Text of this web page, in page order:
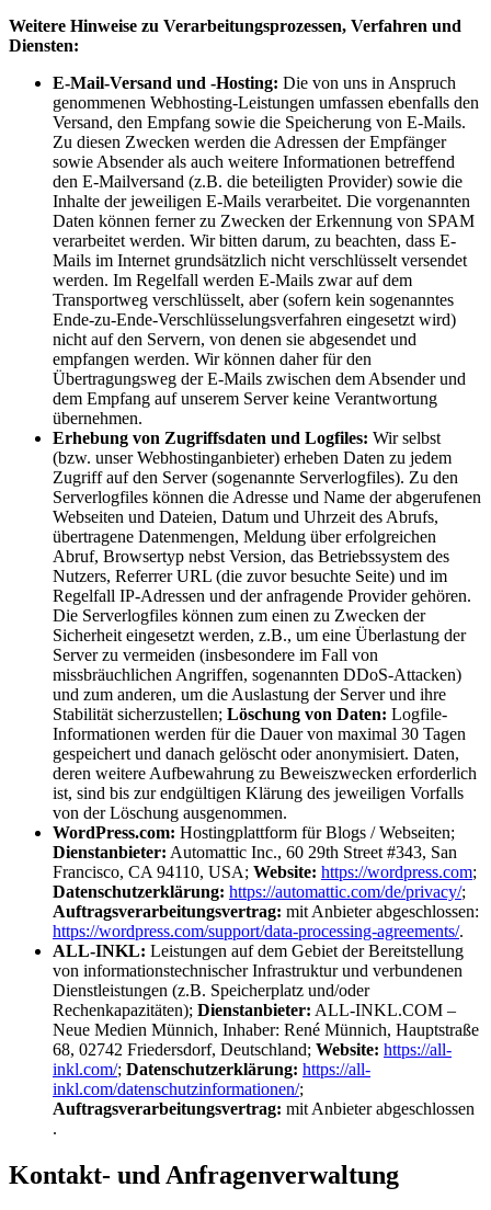
Weitere Hinweise zu Verarbeitungsprozessen, Verfahren und
Diensten:
E-Mail-Versand und -Hosting: Die von uns in Anspruch
genommenen Webhosting-Leistungen umfassen ebenfalls den
Versand, den Empfang sowie die Speicherung von E-Mails.
Zu diesen Zwecken werden die Adressen der Empfänger
sowie Absender als auch weitere Informationen betreffend
den E-Mailversand (z.B. die beteiligten Provider) sowie die
Inhalte der jeweiligen E-Mails verarbeitet. Die vorgenannten
Daten können ferner zu Zwecken der Erkennung von SPAM
verarbeitet werden. Wir bitten darum, zu beachten, dass E-
Mails im Internet grundsätzlich nicht verschlüsselt versendet
werden. Im Regelfall werden E-Mails zwar auf dem
Transportweg verschlüsselt, aber (sofern kein sogenanntes
Ende-zu-Ende-Verschlüsselungsverfahren eingesetzt wird)
nicht auf den Servern, von denen sie abgesendet und
empfangen werden. Wir können daher für den
Übertragungsweg der E-Mails zwischen dem Absender und
dem Empfang auf unserem Server keine Verantwortung
übernehmen.
Erhebung von Zugriffsdaten und Logfiles: Wir selbst
(bzw. unser Webhostinganbieter) erheben Daten zu jedem
Zugriff auf den Server (sogenannte Serverlogfiles). Zu den
Serverlogfiles können die Adresse und Name der abgerufenen
Webseiten und Dateien, Datum und Uhrzeit des Abrufs,
übertragene Datenmengen, Meldung über erfolgreichen
Abruf, Browsertyp nebst Version, das Betriebssystem des
Nutzers, Referrer URL (die zuvor besuchte Seite) und im
Regelfall IP-Adressen und der anfragende Provider gehören.
Die Serverlogfiles können zum einen zu Zwecken der
Sicherheit eingesetzt werden, z.B., um eine Überlastung der
Server zu vermeiden (insbesondere im Fall von
missbräuchlichen Angriffen, sogenannten DDoS-Attacken)
und zum anderen, um die Auslastung der Server und ihre
Stabilität sicherzustellen; Löschung von Daten: Logfile-
Informationen werden für die Dauer von maximal 30 Tagen
gespeichert und danach gelöscht oder anonymisiert. Daten,
deren weitere Aufbewahrung zu Beweiszwecken erforderlich
ist, sind bis zur endgültigen Klärung des jeweiligen Vorfalls
von der Löschung ausgenommen.
WordPress.com: Hostingplattform für Blogs / Webseiten;
Dienstanbieter: Automattic Inc., 60 29th Street #343, San
Francisco, CA 94110, USA; Website: https://wordpress.com;
Datenschutzerklärung: https://automattic.com/de/privacy/;
Auftragsverarbeitungsvertrag: mit Anbieter abgeschlossen:
https://wordpress.com/support/data-processing-agreements/.
ALL-INKL: Leistungen auf dem Gebiet der Bereitstellung
von informationstechnischer Infrastruktur und verbundenen
Dienstleistungen (z.B. Speicherplatz und/oder
Rechenkapazitäten); Dienstanbieter: ALL-INKL.COM –
Neue Medien Münnich, Inhaber: René Münnich, Hauptstraße
68, 02742 Friedersdorf, Deutschland; Website: https://all-
inkl.com/; Datenschutzerklärung: https://all-
inkl.com/datenschutzinformationen/;
Auftragsverarbeitungsvertrag: mit Anbieter abgeschlossen
.
Kontakt- und Anfragenverwaltung